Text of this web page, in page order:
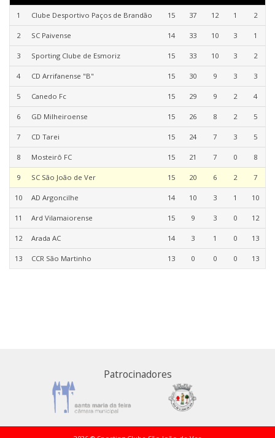
1 Clube Desportivo Paços de Brandão 15 37 12 1 2
2 SC Paivense 14 33 10 3 1
3 Sporting Clube de Esmoriz 15 33 10 3 2
4 CD Arrifanense "B" 15 30 9 3 3
5 Canedo Fc 15 29 9 2 4
6 GD Milheiroense 15 26 8 2 5
7 CD Tarei 15 24 7 3 5
8 Mosteirô FC 15 21 7 0 8
9 SC São João de Ver 15 20 6 2 7
10 AD Argoncilhe 14 10 3 1 10
11 Ard Vilamaiorense 15 9 3 0 12
12 Arada AC 14 3 1 0 13
13 CCR São Martinho 13 0 0 0 13
Patrocinadores